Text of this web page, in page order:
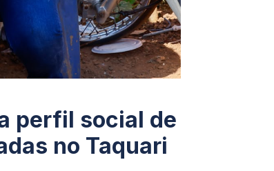
perfil social de
no Taquari